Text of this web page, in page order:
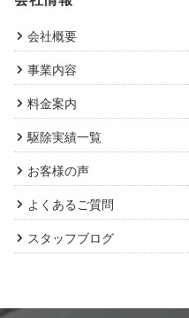
会社概要
事業内容
料金案内
駆除実績一覧
お客様の声
よくあるご質問
スタッフブログ